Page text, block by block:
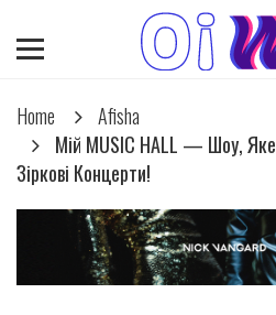
Home
Afisha
Мій MUSIC HALL — Шоу,
Зіркові Концерти!